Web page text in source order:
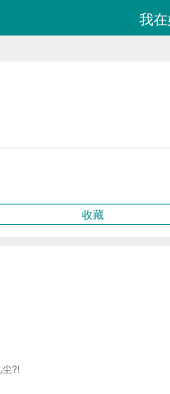
我
收藏
尘?!